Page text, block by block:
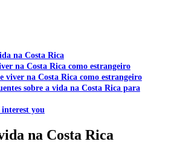
na Costa Rica
na Costa Rica como estrangeiro
viver na Costa Rica como estrangeiro
sobre a vida na Costa Rica para
you
na Costa Rica